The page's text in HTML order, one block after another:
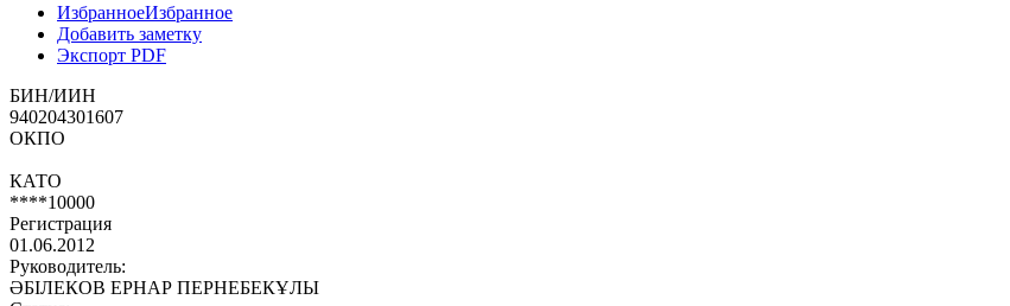
ИзбранноеИзбранное
Добавить заметку
Экспорт PDF
БИН/ИИН
940204301607
ОКПО
КАТО
****10000
Регистрация
01.06.2012
Руководитель:
ӘБІЛЕКОВ ЕРНАР ПЕРНЕБЕКҰЛЫ